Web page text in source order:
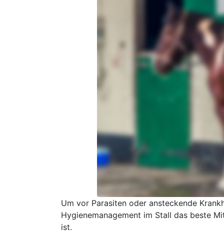
Um vor Parasiten oder ansteckende
Hygienemanagement im Stall das beste
ist.